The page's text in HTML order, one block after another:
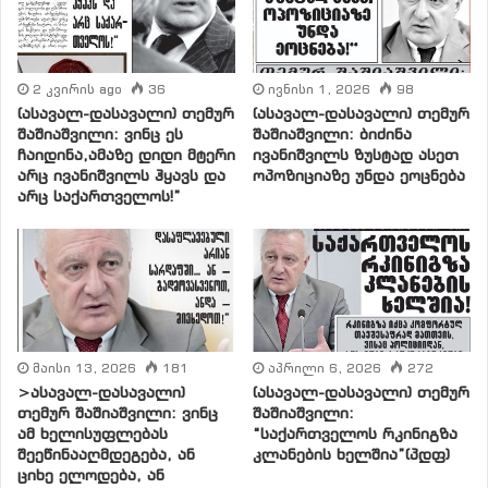
ეს გახლავთ სპორტისა და ოლიმპიური კომიტეტის
მეგობართა მშვიდობიანი გზავნილი.
ჩვენ, ძირითადად, აქტიური სპორტისაგან შორს
მდგომი ადამიანები, რომელთაც პირდაპირი
კავშირები და პირადული ინტერესები არ გაგვაჩნია ამ
სფეროში, მაგრამ ვცხოვრობთ სპორტით – დიდად
დაგვაფიქრა ცნობამ, რომელიც ერთდროულად
ძნელად დასაჯერებელიც არის, რეალურიცა და
სამომავლოდ უფრო დიდი შეშფოთების საშიშროების
შემცველიც. მან უკვე შოკი მოჰგვარა ყველას, ვინც კი
პატივს სცემს ოლიმპიურ ოჯახს, ოლიმპიურ
აზროვნებას, ოლიმპიურ ფილოსოფიას, რომლის
ამოსავალი წერტილი ყოველთვის იყო მშვიდობიანი
მსოფლიო, ჰარმონიულად განვითარებული
მოაზროვნე და ათლეტი ადამიანის სულისა და
2 კვირის ago 36
(ასავალ-დასავალი) თემურ
შაშიაშვილი: ვინც ეს
ჩაიდინა,ამაზე დიდი მტერი
არც ივანიშვილს ჰყავს და
არც საქართველოს!”
ივნისი 1, 2026 98
(ასავალ-დასავალი) თემურ
შაშიაშვილი: ბიძინა
ივანიშვილს ზუსტად ასეთ
ოპოზიციაზე უნდა ეოცნება
მაისი 13, 2026 181
>ასავალ-დასავალი)
თემურ შაშიაშვილი: ვინც
ამ ხელისუფლებას
შეეწინააღმდეგება, ან
ციხე ელოდება, ან
აპრილი 6, 2026 272
(ასავალ-დასავალი) თემურ
შაშიაშვილი:
“საქართველოს რკინიგზა
კლანების ხელშია”(პდფ)